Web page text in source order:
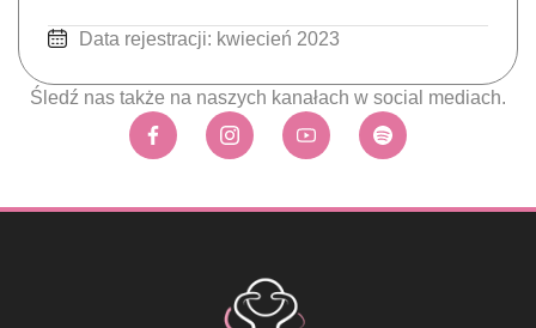
Data rejestracji: kwiecień 2023
Śledź nas także na naszych kanałach w social mediach.